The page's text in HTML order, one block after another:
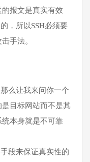
报文是真实有效
，所以SSH必须要
手法。
么让我来问你一个
目标网站而不是其
本身就是不可靠
段来保证真实性的